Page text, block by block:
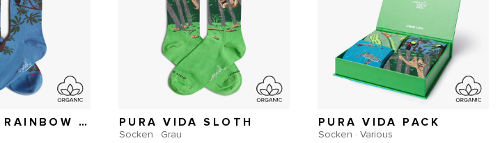
PURA VIDA RAINBOW TOUCAN PURA VIDA SLOTH
Socken · Grau
PURA VIDA PACK
Socken · Various